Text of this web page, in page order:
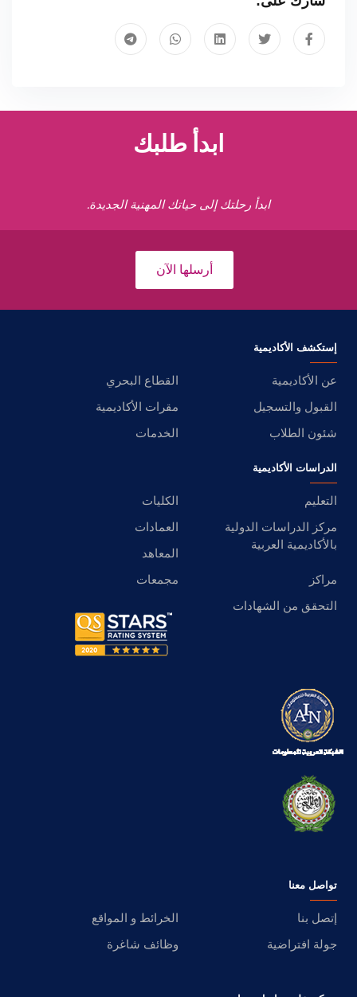
ابدأ طلبك
ابدأ رحلتك إلى حياتك المهنية الجديدة.
أرسلها الآن
إستكشف الأكاديمية
عن الأكاديمية
القطاع البحري
القبول والتسجيل
مقرات الأكاديمية
شئون الطلاب
الخدمات
الدراسات الأكاديمية
التعليم
الكليات
مركز الدراسات الدولية
بالأكاديمية العربية
العمادات
المعاهد
مراكز
مجمعات
التحقق من الشهادات
تواصل معنا
إتصل بنا
الخرائط و المواقع
جولة افتراضية
وظائف شاغرة